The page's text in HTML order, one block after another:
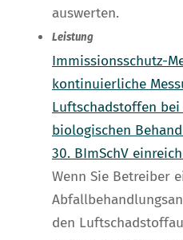
auswerten.
Leistung
Immissionsschutz-
kontinuierliche
Luftschadstoffen bei
biologischen
30. BImSchV
Wenn Sie Betreiber
den